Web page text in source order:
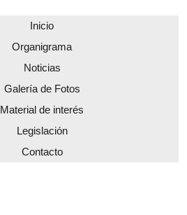
Inicio
Organigrama
Noticias
Galería de Fotos
Material de interés
Legislación
Contacto